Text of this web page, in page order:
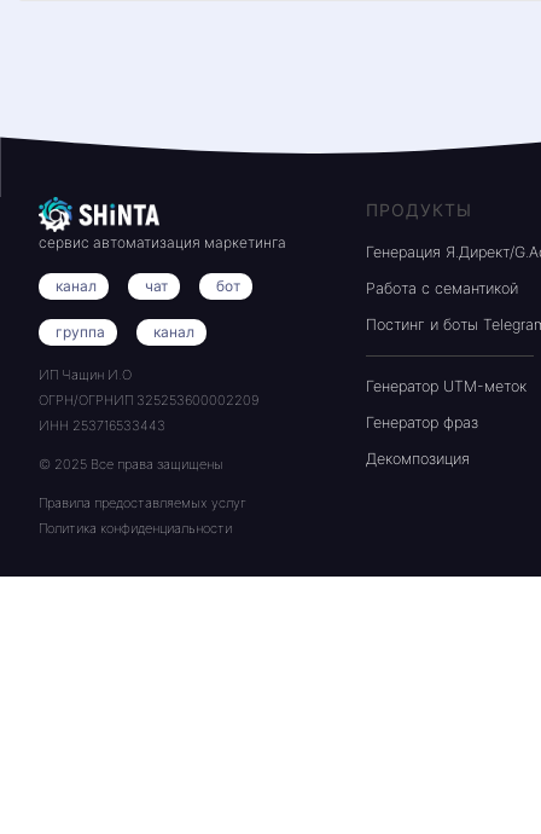
сервис автоматизация маркетинга
канал чат бот
группа канал
ИП Чащин И.О
ОГРН/ОГРНИП 325253600002209
ИНН 253716533443
© 2025 Все права защищены
Правила предоставляемых услуг
Политика конфиденциальности
ПРОДУКТЫ
Генерация Я.Директ/
Работа с семантикой
Постинг и боты
Генератор UTM-меток
Генератор фраз
Декомпозиция